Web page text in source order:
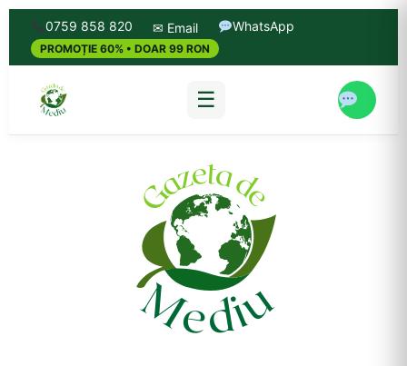
0759 858 820 ✉ Email WhatsApp
PROMOȚIE 60% • DOAR 99 RON
☰